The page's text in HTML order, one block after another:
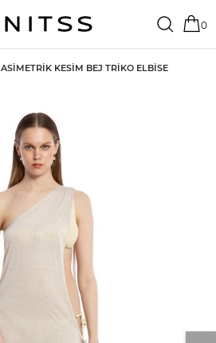
0
ASIMETRIK KESIM BEJ TRIKO ELBISE